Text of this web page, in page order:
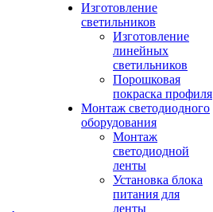
Изготовление
светильников
Изготовление
линейных
светильников
Порошковая
покраска профиля
Монтаж светодиодного
оборудования
Монтаж
светодиодной
ленты
Установка блока
питания для
ленты